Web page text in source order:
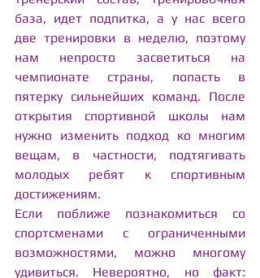
база, идет подпитка, а у нас всего
две тренировки в неделю, поэтому
нам непросто засветиться на
чемпионате страны, попасть в
пятерку сильнейших команд. После
открытия спортивной школы нам
нужно изменить подход ко многим
вещам, в частности, подтягивать
молодых ребят к спортивным
достижениям.
Если поближе познакомиться со
спортсменами с ограниченными
возможностями, можно многому
удивиться. Невероятно, но факт: